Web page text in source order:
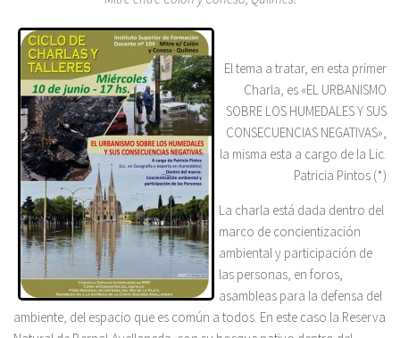
El tema a tratar, en esta primer
Charla, es «EL URBANISMO
SOBRE LOS HUMEDALES Y SUS
CONSECUENCIAS NEGATIVAS»,
la misma esta a cargo de la Lic.
Patricia Pintos (*)
La charla está dada dentro del
marco de concientización
ambiental y participación de
las personas, en foros,
asambleas para la defensa del
ambiente, del espacio que es común a todos. En este caso la Reserva